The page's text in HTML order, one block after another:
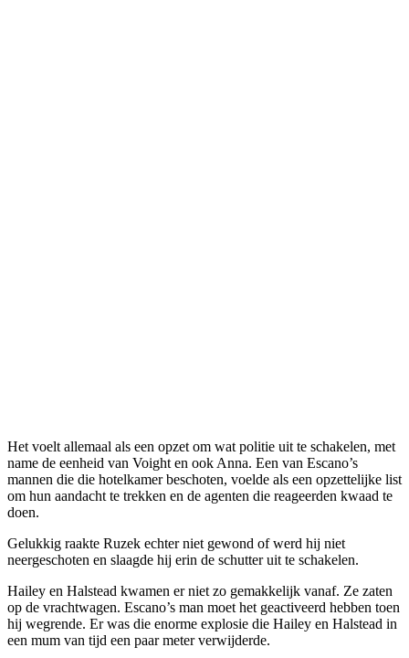
Het voelt allemaal als een opzet om wat politie uit te schakelen, met
name de eenheid van Voight en ook Anna. Een van Escano’s
mannen die die hotelkamer beschoten, voelde als een opzettelijke list
om hun aandacht te trekken en de agenten die reageerden kwaad te
doen.
Gelukkig raakte Ruzek echter niet gewond of werd hij niet
neergeschoten en slaagde hij erin de schutter uit te schakelen.
Hailey en Halstead kwamen er niet zo gemakkelijk vanaf. Ze zaten
op de vrachtwagen. Escano’s man moet het geactiveerd hebben toen
hij wegrende. Er was die enorme explosie die Hailey en Halstead in
een mum van tijd een paar meter verwijderde.